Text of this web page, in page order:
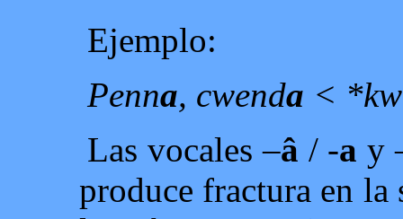
Ejemplo:
Penna, cwenda <
Las vocales –â / -a y
produce fractura en la